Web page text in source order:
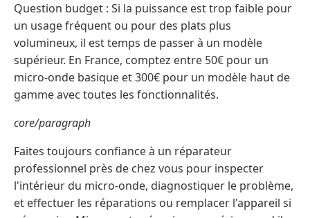
Question budget : Si la puissance est trop faible pour
un usage fréquent ou pour des plats plus
volumineux, il est temps de passer à un modèle
supérieur. En France, comptez entre 50€ pour un
micro-onde basique et 300€ pour un modèle haut de
gamme avec toutes les fonctionnalités.
core/paragraph
Faites toujours confiance à un réparateur
professionnel près de chez vous pour inspecter
l'intérieur du micro-onde, diagnostiquer le problème,
et effectuer les réparations ou remplacer l'appareil si